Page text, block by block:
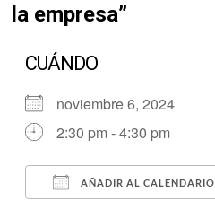
la empresa”
CUÁNDO
noviembre 6, 2024
2:30 pm - 4:30 pm
AÑADIR AL CALENDARIO